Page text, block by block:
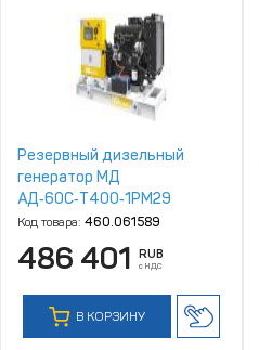
Резервный дизельный
генератор МД
АД‑60С‑Т400‑1РМ29
Код товара: 460.061589
486 401 RUB
с НДС
В КОРЗИНУ